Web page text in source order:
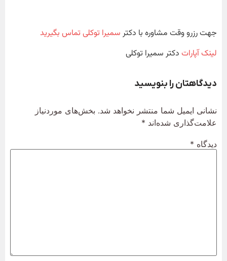
جهت رزرو وقت مشاوره با دکترسمیرا توکلی تماس بگیرید
لینک آپاراتدکتر سمیرا توکلی
دیدگاهتان را بنویسید
نشانی ایمیل شما منتشر نخواهد شد. بخش‌های موردنیاز
علامت‌گذاری شده‌اند*
دیدگاه*